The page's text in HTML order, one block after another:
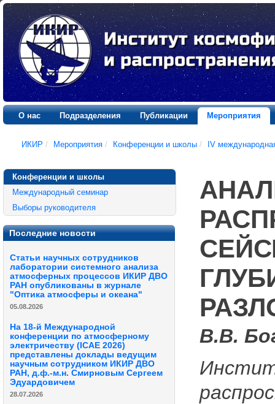
О нас Подразделения Публикации Мероприятия
ИКИР / Мероприятия / Конференции и школы / IV
Конференции и школы
Международный семинар
Выборы руководителя
Последние новости
Статьи научных сотрудников
лаборатории системного анализа
атмосферных процессов ИКИР ДВО
РАН опубликованы в журнале
"Оптика атмосферы и океана"
05.08.2026
На 18-й Международной
конференции по атмосферному
электричеству (ICAE 2026)
представлены доклады ведущим
научным сотрудником ИКИР ДВО
РАН, д.ф.-м.н. Смирновым Сергеем
Эдуардовичем
28.07.2026
В.В.